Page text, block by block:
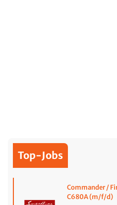
Top-Jobs
Commander /
C680A (m/f/d)